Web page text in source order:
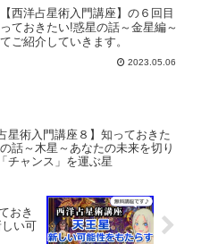
星
西洋占星術入門講座】の６回目
ておきたい!惑星の話～金星編～
ご紹介していきます。
2023.05.06
星術入門講座８】知っておきた
話～木星～あなたの未来を切り
チャンス」を運ぶ星
おき
い可